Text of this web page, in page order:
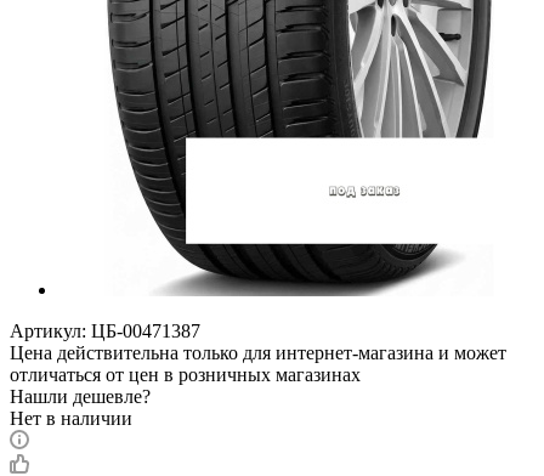
Артикул: ЦБ-00471387
Цена действительна только для интернет-магазина и может
отличаться от цен в розничных магазинах
Нашли дешевле?
Нет в наличии